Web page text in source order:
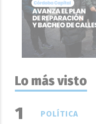
Lo más visto
POLÍTICA